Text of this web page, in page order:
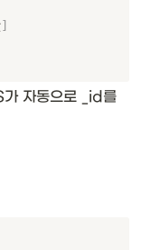
]
가 자동으로 _id를